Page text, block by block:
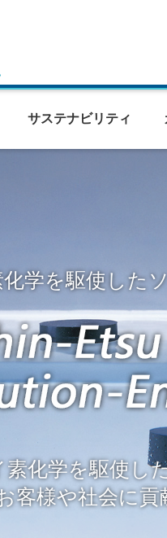
サステナビリティ
学を駆使した
素化学を駆使し
客様や社会に貢